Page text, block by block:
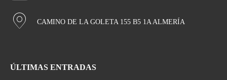
CAMINO DE LA GOLETA 155 B5 1A ALMERÍA
ÚLTIMAS ENTRADAS